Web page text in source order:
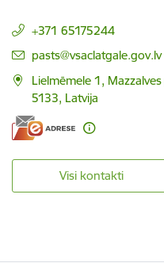
+371 65175244
E-pasts:
pasts@vsaclatgale.gov.lv
Lielmēmele 1,
5133, Latvija
Visi kontakti